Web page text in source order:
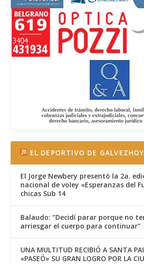
EL DEPORTIVO DE GALVEZHOY
El Jorge Newbery presentó la 2a.
nacional de voley «Esperanzas del
chicas Sub 14
Balaudo: “Decidí parar porque no
arriesgar el cuerpo para continuar”
UNA MULTITUD RECIBIÓ A SANTA
«PASEÓ» SU GRAN LOGRO POR LA